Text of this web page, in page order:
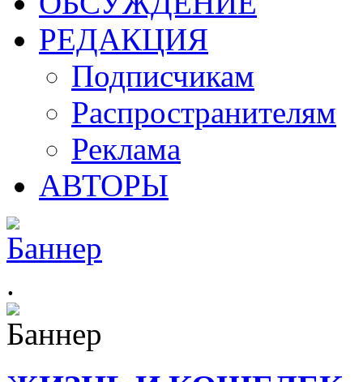
РЕДАКЦИЯ
Подписчикам
Распространителям
Реклама
АВТОРЫ
.